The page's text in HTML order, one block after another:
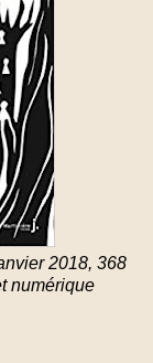
2018, 368
numérique